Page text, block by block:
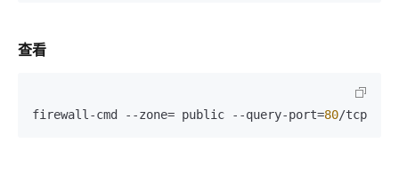
查看
firewall-cmd --zone= public --query-port=80/tcp